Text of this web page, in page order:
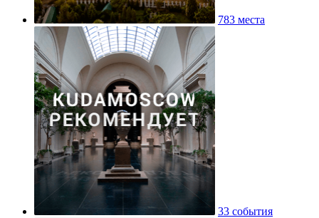
783 места
33 события